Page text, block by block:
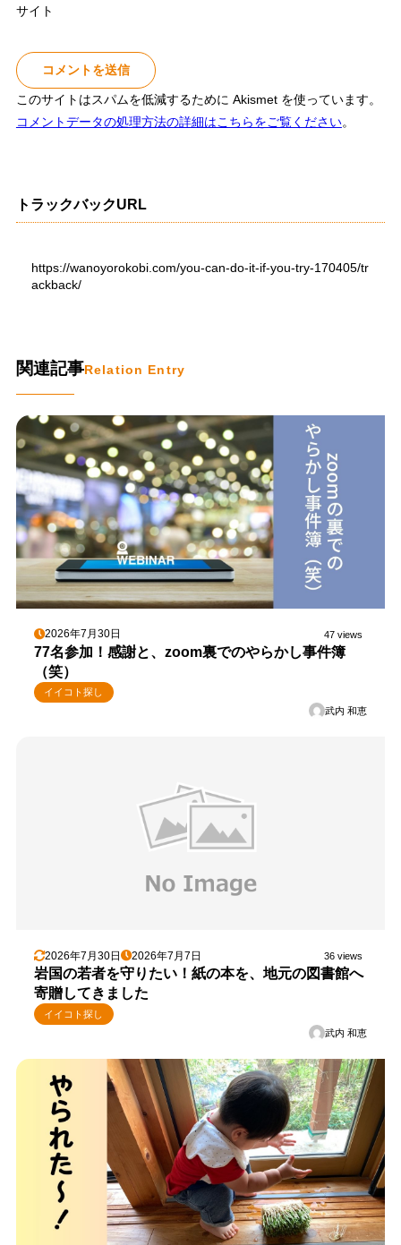
サイト
このサイトはスパムを低減するために Akismet を使っています。
コメントデータの処理方法の詳細はこちらをご覧ください。
トラックバックURL
https://wanoyorokobi.com/you-can-do-it-if-you-try-170405/tr
ackback/
関連記事Relation Entry
2026年7月30日 47 views
77名参加！感謝と、zoom裏でのやらかし事件簿
（笑）
イイコト探し
武内 和恵
2026年7月30日 2026年7月7日 36 views
岩国の若者を守りたい！紙の本を、地元の図書館へ
寄贈してきました
イイコト探し
武内 和恵